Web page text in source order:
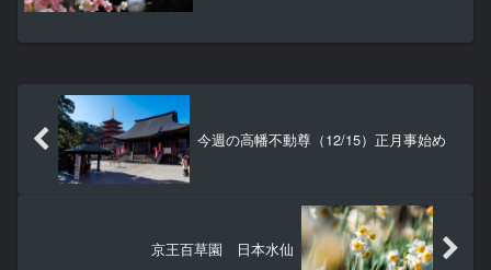
書くと「蒲公英」、英語名は...
今週の高幡不動尊（12/15）正月事始め
京王百草園 日本水仙